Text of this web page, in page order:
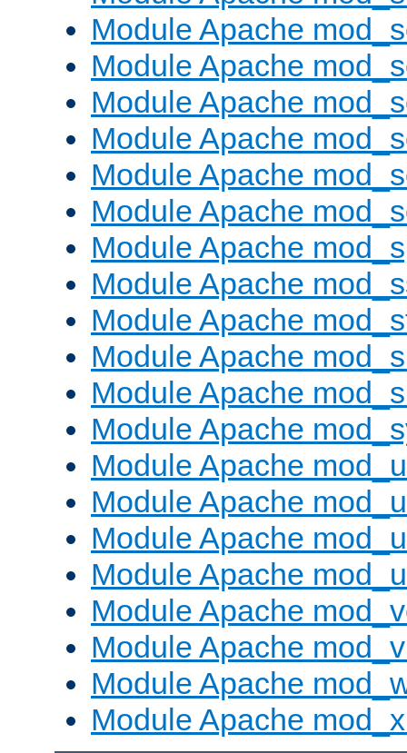
Module Apache
Module Apache
Module Apache
Module Apache
Module Apache
Module Apache
Module Apache
Module Apache
Module Apache
Module Apache
Module Apache
Module Apache
Module Apache
Module Apache
Module Apache
Module Apache
Module Apache
Module Apache
Module Apache
Module Apache